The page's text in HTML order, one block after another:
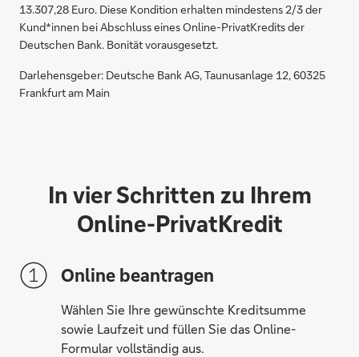
13.307,28 Euro. Diese Kondition erhalten mindestens 2/3 der
Kund*innen bei Abschluss eines Online-PrivatKredits der
Deutschen Bank. Bonität vorausgesetzt.
Darlehensgeber: Deutsche Bank AG, Taunusanlage 12, 60325
Frankfurt am Main
In vier Schritten zu Ihrem
Online-PrivatKredit
Online beantragen
Wählen Sie Ihre gewünschte Kreditsumme
sowie Laufzeit und füllen Sie das Online-
Formular vollständig aus.